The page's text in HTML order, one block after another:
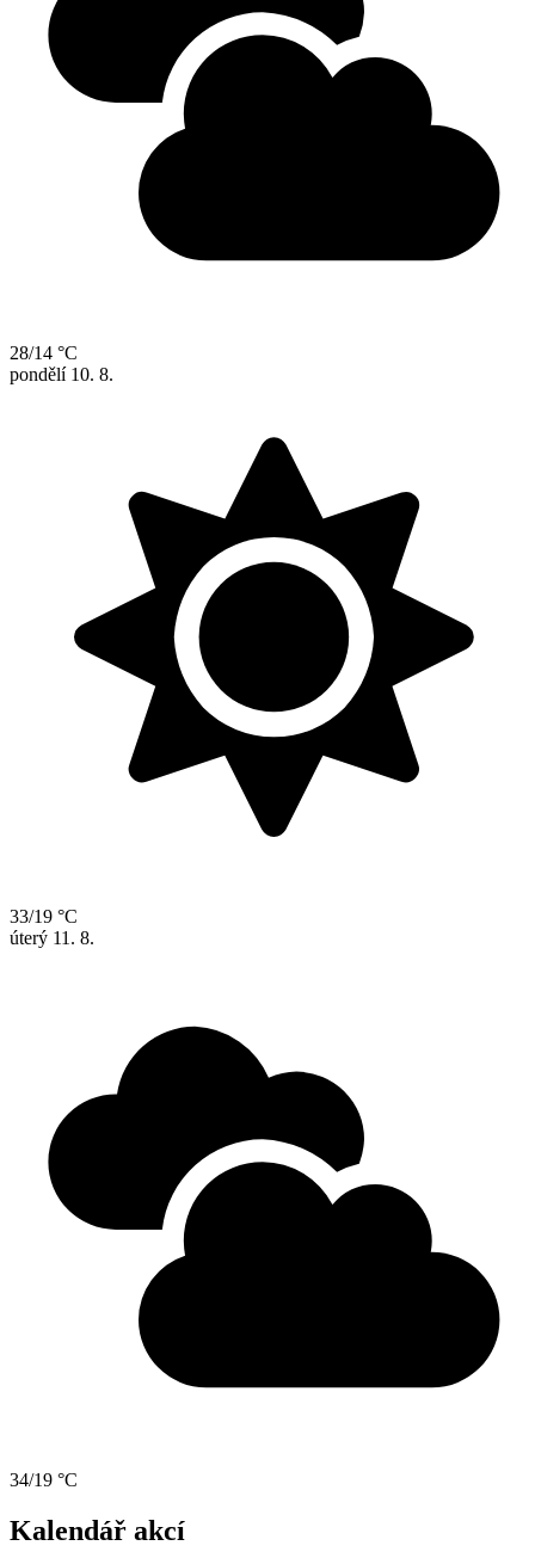
28/14 °C
pondělí 10. 8.
33/19 °C
úterý 11. 8.
34/19 °C
Kalendář akcí